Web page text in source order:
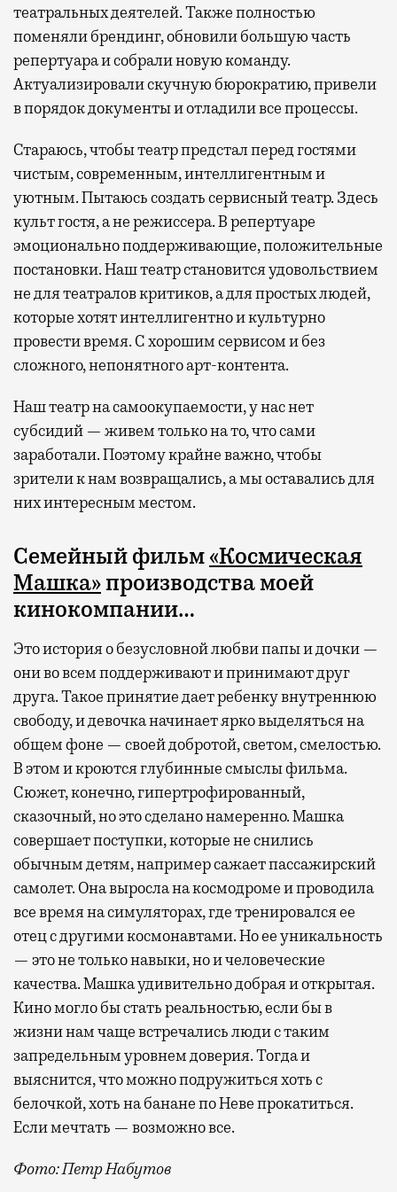
театральных деятелей. Также полностью
поменяли брендинг, обновили большую часть
репертуара и собрали новую команду.
Актуализировали скучную бюрократию, привели
в порядок документы и отладили все процессы.
Стараюсь, чтобы театр предстал перед гостями
чистым, современным, интеллигентным и
уютным. Пытаюсь создать сервисный театр. Здесь
культ гостя, а не режиссера. В репертуаре
эмоционально поддерживающие, положительные
постановки. Наш театр становится удовольствием
не для театралов критиков, а для простых людей,
которые хотят интеллигентно и культурно
провести время. С хорошим сервисом и без
сложного, непонятного арт-контента.
Наш театр на самоокупаемости, у нас нет
субсидий — живем только на то, что сами
заработали. Поэтому крайне важно, чтобы
зрители к нам возвращались, а мы оставались для
них интересным местом.
Семейный фильм«Космическая
Машка»производства моей
кинокомпании…
Это история о безусловной любви папы и дочки —
они во всем поддерживают и принимают друг
друга. Такое принятие дает ребенку внутреннюю
свободу, и девочка начинает ярко выделяться на
общем фоне — своей добротой, светом, смелостью.
В этом и кроются глубинные смыслы фильма.
Сюжет, конечно, гипертрофированный,
сказочный, но это сделано намеренно. Машка
совершает поступки, которые не снились
обычным детям, например сажает пассажирский
самолет. Она выросла на космодроме и проводила
все время на симуляторах, где тренировался ее
отец с другими космонавтами. Но ее уникальность
— это не только навыки, но и человеческие
качества. Машка удивительно добрая и открытая.
Кино могло бы стать реальностью, если бы в
жизни нам чаще встречались люди с таким
запредельным уровнем доверия. Тогда и
выяснится, что можно подружиться хоть с
белочкой, хоть на банане по Неве прокатиться.
Если мечтать — возможно все.
Фото: Петр Набутов